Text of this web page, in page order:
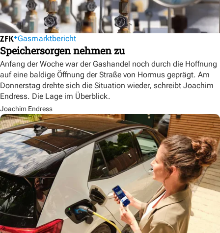
Gasmarktbericht
Speichersorgen nehmen zu
Anfang der Woche war der Gashandel noch durch die Hoffnung
auf eine baldige Öffnung der Straße von Hormus geprägt. Am
Donnerstag drehte sich die Situation wieder, schreibt Joachim
Endress. Die Lage im Überblick.
Joachim Endress